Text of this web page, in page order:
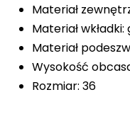
Elmer by Swany
Extremities
Materiał
Materiał
Materiał
Wysokość
Rozmiar: 36